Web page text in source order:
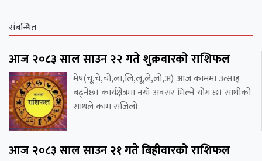
संबन्धित
आज २०८३ साल साउन २२ गते शुक्रवारको राशिफल
मेष(चू,चे,चो,ला,लि,लू,ले,लो,अ) आज काममा उत्साह
बढ्नेछ। कार्यक्षेत्रमा नयाँ अवसर मिल्ने योग छ। साथीको
साथले काम सजिलो
आज २०८३ साल साउन २१ गते बिहीवारको राशिफल